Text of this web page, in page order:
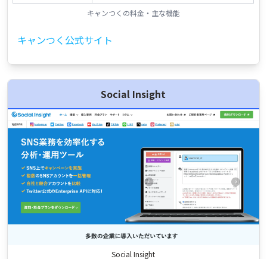
キャンつくの料金・主な機能
キャンつく公式サイト
Social Insight
Social Insight